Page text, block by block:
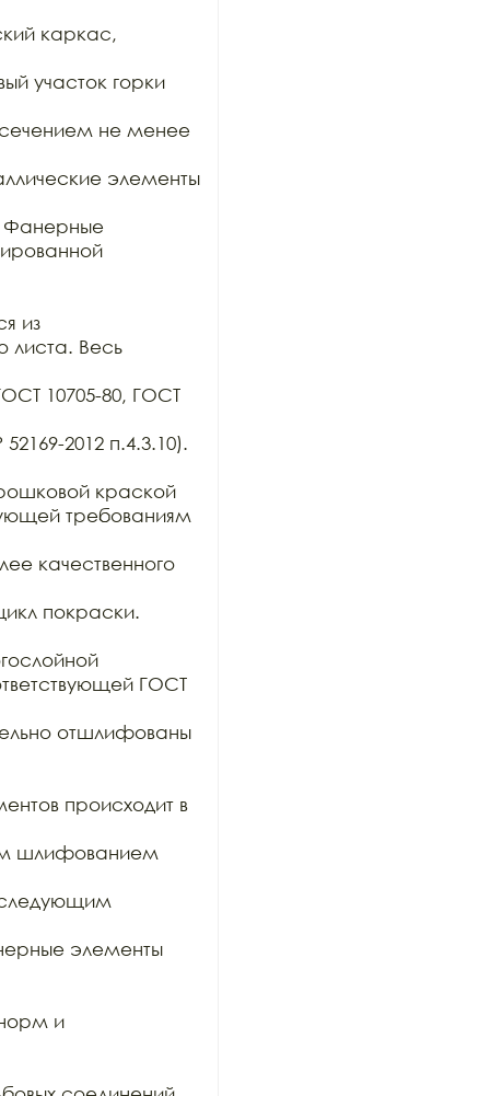
каркас,
участок горки
сечением не менее
элементы
Фанерные
из
листа. Весь
10705-80, ГОСТ
2012 п.4.3.10).
краской
требованиям
качественного
покраски.
ГОСТ
отшлифованы
происходит в
шлифованием
элементы
и